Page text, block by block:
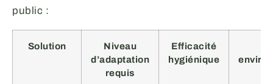
public :
Solution
Niveau
d’adaptation
requis
Efficacité
hygiénique